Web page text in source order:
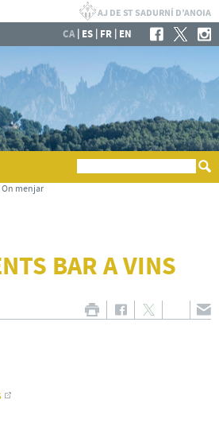
CA| ES | FR | EN
On menjar
BAR A VINS